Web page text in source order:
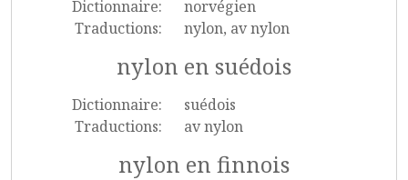
Dictionnaire:
norvégien
Traductions:
nylon, av nylon
nylon en suédois
Dictionnaire:
suédois
Traductions:
av nylon
nylon en finnois